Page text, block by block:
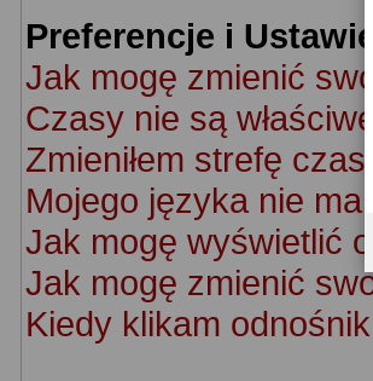
Preferencje i
Jak mogę zmienić
Czasy nie są właściwe!
Zmieniłem strefę
Mojego języka nie ma
Jak mogę wyświetlić
Jak mogę zmienić
Kiedy klikam